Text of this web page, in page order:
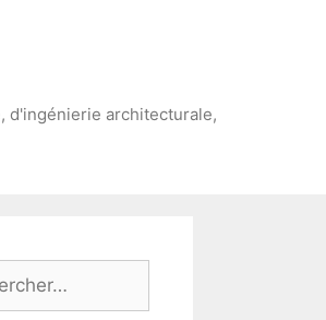
d'ingénierie architecturale,
: